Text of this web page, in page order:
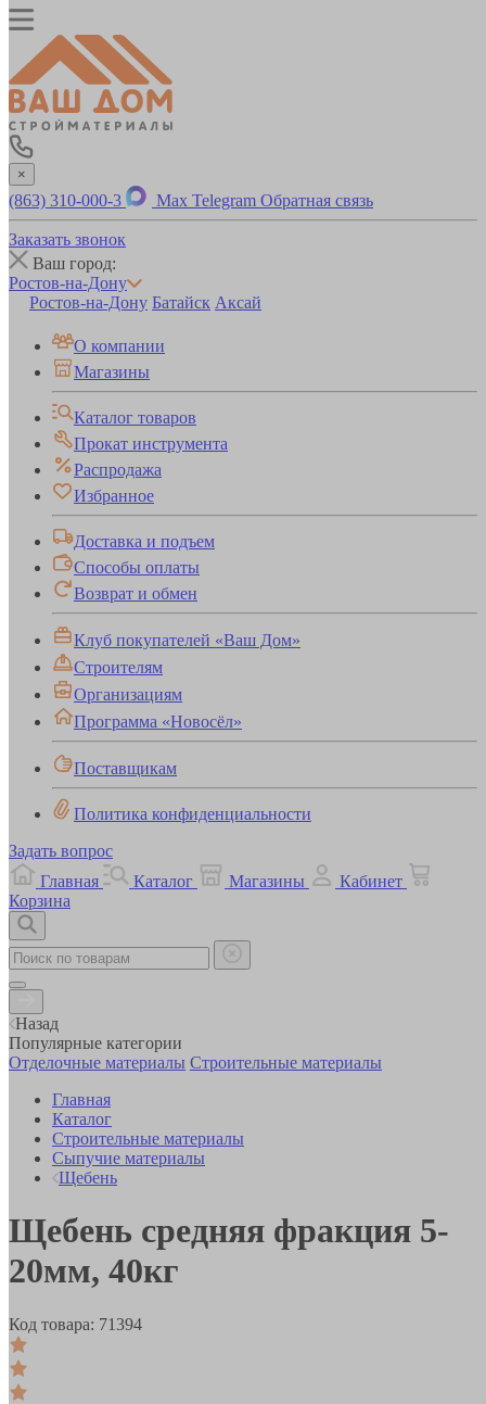
×
(863) 310-000-3 Max Telegram Обратная связь
Заказать звонок
Ваш город:
Ростов-на-Дону
Ростов-на-Дону Батайск Аксай
О компании
Магазины
Каталог товаров
Прокат инструмента
Распродажа
Избранное
Доставка и подъем
Способы оплаты
Возврат и обмен
Клуб покупателей «Ваш Дом»
Строителям
Организациям
Программа «Новосёл»
Поставщикам
Политика конфиденциальности
Задать вопрос
Главная
Каталог Магазины
Кабинет
Корзина
Назад
Популярные категории
Отделочные материалы Строительные материалы
Главная
Каталог
Строительные материалы
Сыпучие материалы
Щебень
Щебень средняя фракция 5-
20мм, 40кг
Код товара: 71394